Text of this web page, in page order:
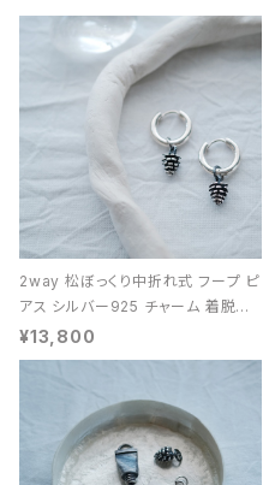
2way 松ぼっくり中折れ式 フープ ピ
アス シルバー925 チャーム 着脱可
能 レディース ユニセックス
¥13,800